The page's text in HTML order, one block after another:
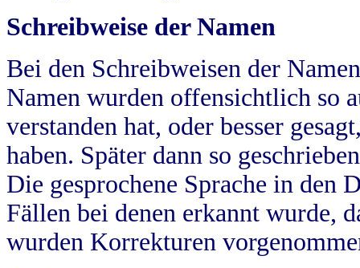
Schreibweise der Namen
Bei den Schreibweisen der
Namen wurden offensichtlich so
verstanden hat, oder besser
haben. Später dann so
Die gesprochene Sprache in
Fällen bei denen erkannt wurde,
wurden Korrekturen